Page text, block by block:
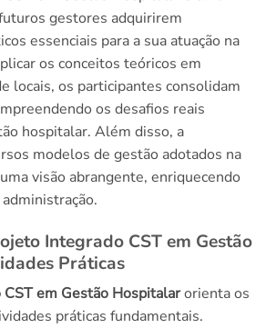
gestores adquirirem
essenciais para a sua atuação na
os conceitos teóricos em
locais, os participantes consolidam
os desafios reais
hospitalar. Além disso, a
modelos de gestão adotados na
visão abrangente, enriquecendo
Integrado CST em Gestão
Práticas
em Gestão Hospitalarorienta os
práticas fundamentais.